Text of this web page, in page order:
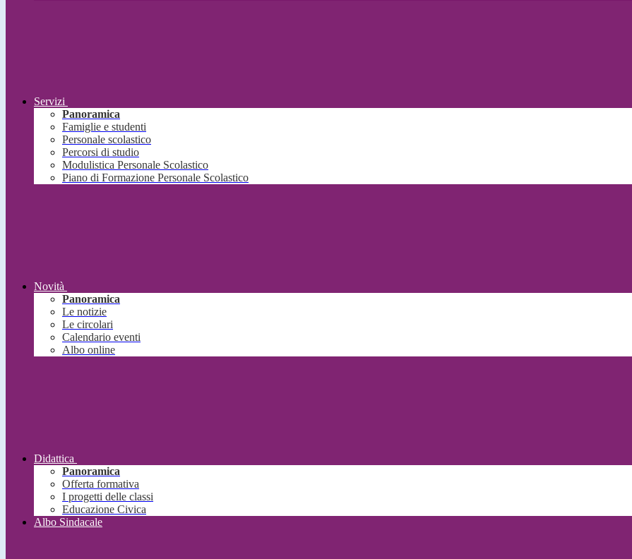
Servizi
Panoramica
Famiglie e studenti
Personale scolastico
Percorsi di studio
Modulistica Personale Scolastico
Piano di Formazione Personale Scolastico
Novità
Panoramica
Le notizie
Le circolari
Calendario eventi
Albo online
Didattica
Panoramica
Offerta formativa
I progetti delle classi
Educazione Civica
Albo Sindacale